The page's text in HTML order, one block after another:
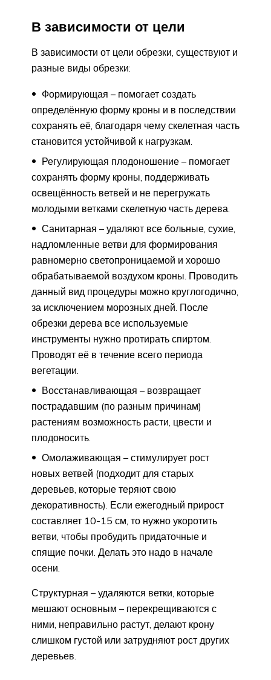
В зависимости от цели
В зависимости от цели обрезки, существуют и
разные виды обрезки:
Формирующая – помогает создать
определённую форму кроны и в последствии
сохранять её, благодаря чему скелетная часть
становится устойчивой к нагрузкам.
Регулирующая плодоношение – помогает
сохранять форму кроны, поддерживать
освещённость ветвей и не перегружать
молодыми ветками скелетную часть дерева.
Санитарная – удаляют все больные, сухие,
надломленные ветви для формирования
равномерно светопроницаемой и хорошо
обрабатываемой воздухом кроны. Проводить
данный вид процедуры можно круглогодично,
за исключением морозных дней. После
обрезки дерева все используемые
инструменты нужно протирать спиртом.
Проводят её в течение всего периода
вегетации.
Восстанавливающая – возвращает
пострадавшим (по разным причинам)
растениям возможность расти, цвести и
плодоносить.
Омолаживающая – стимулирует рост
новых ветвей (подходит для старых
деревьев, которые теряют свою
декоративность). Если ежегодный прирост
составляет 10-15 см, то нужно укоротить
ветви, чтобы пробудить придаточные и
спящие почки. Делать это надо в начале
осени.
Структурная – удаляются ветки, которые
мешают основным – перекрещиваются с
ними, неправильно растут, делают крону
слишком густой или затрудняют рост других
деревьев.